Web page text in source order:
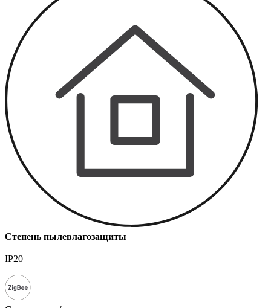
Степень пылевлагозащиты
IP20